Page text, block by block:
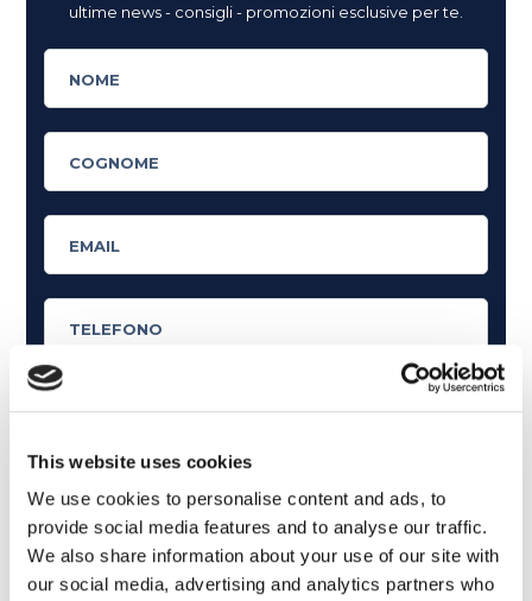
This website uses cookies
We use cookies to personalise content and ads, to
provide social media features and to analyse our traffic.
We also share information about your use of our site with
our social media, advertising and analytics partners who
ultime news - consigli - promozioni esclusive per te.
Articoli dedicati alla grammatica inglese
Articoli dedicati a inglese nel mondo del lavoro
Articoli con tips e new sulla lingua inglese